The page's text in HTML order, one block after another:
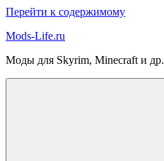
Перейти к содержимому
Mods-Life.ru
Моды для Skyrim, Minecraft и др.